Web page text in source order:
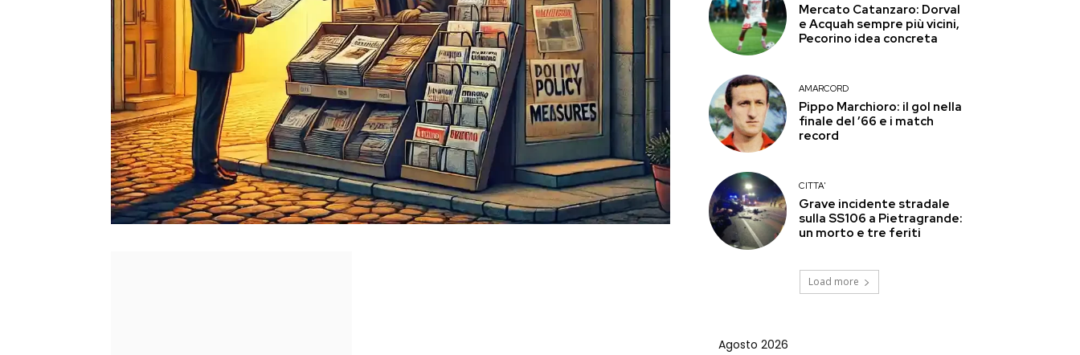
Mercato Catanzaro: Dorval
e Acquah sempre più vicini,
Pecorino idea concreta
AMARCORD
Pippo Marchioro: il gol nella
finale del ’66 e i match
record
CITTA'
Grave incidente stradale
sulla SS106 a Pietragrande:
un morto e tre feriti
Load more
Agosto 2026